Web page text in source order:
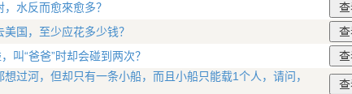
水反而愈來愈多？
国，至少应花多少钱？
叫“爸爸”时却会碰到两次？
过河，但却只有一条小船，而且小船只能载1个人，请问，